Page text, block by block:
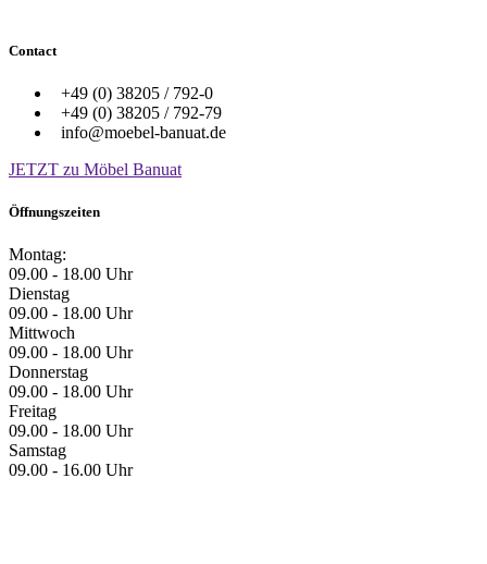
Contact
+49 (0) 38205 / 792-0
+49 (0) 38205 / 792-79
info@moebel-banuat.de
JETZT zu Möbel Banuat
Öffnungszeiten
Montag:
09.00 - 18.00 Uhr
Dienstag
09.00 - 18.00 Uhr
Mittwoch
09.00 - 18.00 Uhr
Donnerstag
09.00 - 18.00 Uhr
Freitag
09.00 - 18.00 Uhr
Samstag
09.00 - 16.00 Uhr